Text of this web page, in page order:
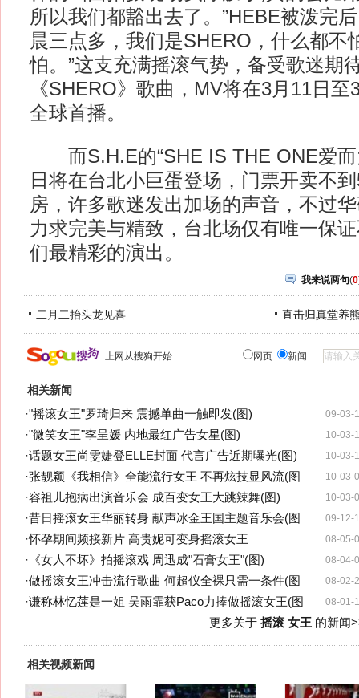
所以我们都豁出去了。”HEBE被泼完
晨三点多，我们是SHERO，什么都不
怕。”这支充满摇滚气势，备受歌迷期
《SHERO》歌曲，MV将在3月11日
全球首播。
而S.H.E的“SHE IS THE ONE爱而
日将在台北小巨蛋登场，门票开卖不
房，许多歌迷发出加场的声音，不过
力求完美与精致，台北场仅有唯一保
们最精彩的演出。
我来说两句(0
二月二抬头龙见喜 直击归真堂养
上网从搜狗开始 网页 新闻
相关新闻
09-03-
·"摇滚女王"罗琦归来 震撼单曲一触即发(图)
10-03-
·"微笑女王"李呈媛 内地最红广告女星(图)
10-03-
·话题女王尚雯婕登ELLE封面 代言广告近期曝光(图)
10-03-
·张靓颖《我相信》全能流行女王 不再炫技显风流(图
10-03-
·容祖儿抱病出演音乐会 成百变女王大跳辣舞(图)
09-12-
·昔日摇滚女王华丽转身 献声冰金王国主题音乐会(图
08-05-
·怀孕期间频接新片 高贵妮可变身摇滚女王
08-04-
· 《女人不坏》拍摇滚戏 周迅成"石膏女王"(图)
08-02-
·做摇滚女王冲击流行歌曲 何超仪全裸只需一条件(图
08-01-
·谦称林忆莲是一姐 吴雨霏获Paco力捧做摇滚女王(图
更多关于 摇滚 女王的新闻
相关视频新闻